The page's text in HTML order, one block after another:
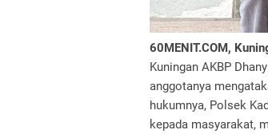
60MENIT.COM,
Kuningan AKBP
anggotanya
hukumnya, Polsek
kepada masyarakat,